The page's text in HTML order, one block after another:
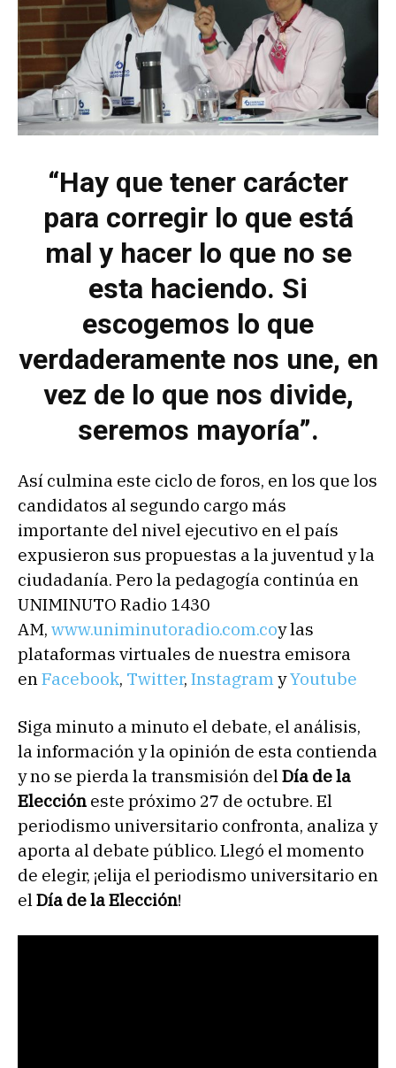
“Hay que tener carácter
para corregir lo que está
mal y hacer lo que no se
esta haciendo. Si
escogemos lo que
verdaderamente nos une, en
vez de lo que nos divide,
seremos mayoría”.
Así culmina este ciclo de foros, en los que los
candidatos al segundo cargo más
importante del nivel ejecutivo en el país
expusieron sus propuestas a la juventud y la
ciudadanía. Pero la pedagogía continúa en
UNIMINUTO Radio 1430
AM, www.uniminutoradio.com.coy las
plataformas virtuales de nuestra emisora
enFacebook, Twitter, InstagramyYoutube
Siga minuto a minuto el debate, el análisis,
la información y la opinión de esta contienda
y no se pierda la transmisión delDía de la
Elección este próximo 27 de octubre. El
periodismo universitario confronta, analiza y
aporta al debate público. Llegó el momento
de elegir, ¡elija el periodismo universitario en
elDía de la Elección!